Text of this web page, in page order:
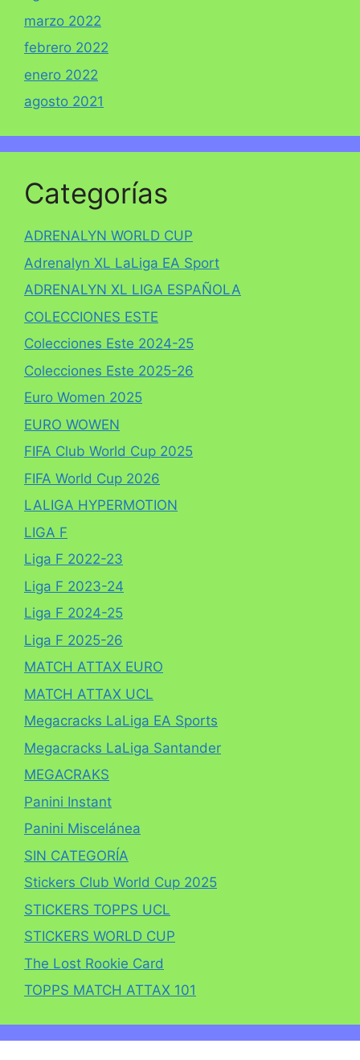
marzo 2022
febrero 2022
enero 2022
agosto 2021
Categorías
ADRENALYN WORLD CUP
Adrenalyn XL LaLiga EA Sport
ADRENALYN XL LIGA ESPAÑOLA
COLECCIONES ESTE
Colecciones Este 2024-25
Colecciones Este 2025-26
Euro Women 2025
EURO WOWEN
FIFA Club World Cup 2025
FIFA World Cup 2026
LALIGA HYPERMOTION
LIGA F
Liga F 2022-23
Liga F 2023-24
Liga F 2024-25
Liga F 2025-26
MATCH ATTAX EURO
MATCH ATTAX UCL
Megacracks LaLiga EA Sports
Megacracks LaLiga Santander
MEGACRAKS
Panini Instant
Panini Miscelánea
SIN CATEGORÍA
Stickers Club World Cup 2025
STICKERS TOPPS UCL
STICKERS WORLD CUP
The Lost Rookie Card
TOPPS MATCH ATTAX 101